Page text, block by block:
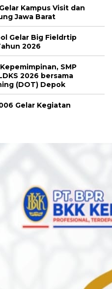
Kampus Visit dan
Jawa Barat
Gelar Big Fieldrtip
2026
SMP
2026 bersama
(DOT) Depok
Gelar Kegiatan